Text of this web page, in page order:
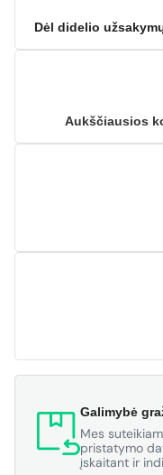
Dėl didelio
Aukščiausios
Galimybė
Mes
pristatymo
įskaitant ir